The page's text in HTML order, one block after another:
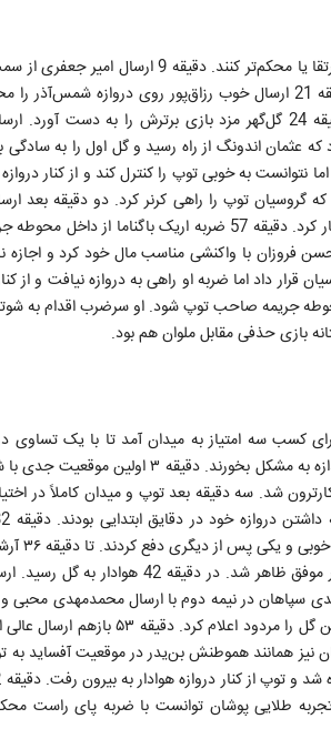
این بازی بیش از همه برای دو سرمربی اهمیت داشت که با پیروزی جایگاه خودشان را
شمس‌آذر قزوین با ضربه سر عاشوری همراه شد و توپ از کنار دروازه به بیرون رفت. دقیقه 21 ارسال خوب
خروج به‌موقع دور کرد و اجازه نداد مهاجمان گل‌گهر به سمت دروازه‌اش ضربه بزنند. دقیقه 24 گل‌گهر مزد
عثمان اندونگ از راه رسید و گل اول را به سادگی
اما نتوانست به خوبی توپ را کنترل کند و از کنار
شد که گروسیان توپ را راهی کرنر کرد. دو دقیقه بعد
گل‌گهر به امیر شبانی رسید و شوت سرضرب این مدافع پیش‌تاخته را گروسیان به خوبی مهار کرد. دقیقه
فروزان با واکنشی مناسب مال خود کرد و اجازه
قرار داد اما ضربه او راهی به دروازه نیافت و از
محوطه جریمه صاحب توپ شود. او سرضرب اقدام به
بازی حذفی مقابل ملوان هم بود.
کسب سه امتیاز به میدان آمد تا با یک تساوی
قهرمانی‌اش قطعی شود. اما فکرش را نمی‌کردند که مقابل تیم سقوط کرده هوادار تا این
شد. سه دقیقه بعد توپ و میدان کاملاً در
سپاهان یکی از
بازیکن زمین تا اینجای کار بود و به‌خصوص روی ارسال‌های پیاپی باز‌یکنان سپاهان
اسلامی به ثمر‌ رسید. دقیقه ۴۹ اولین موقعیت جدی سپاهان در نیمه دوم با ارسال
به گل‌ شد اما کمک داور به درستی و به علت حضور مهاجم فرانسوی سپاهان
نیز همانند هموطنش بن‌یدر در موقعیت آفساید
طلایی پوشان توانست با ضربه پای راست